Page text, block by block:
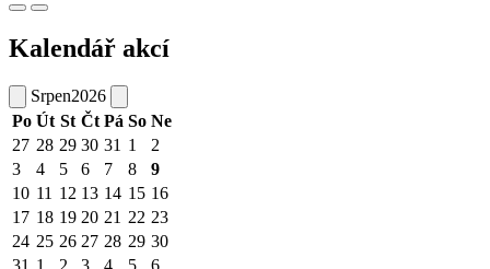
Kalendář akcí
Srpen2026
Po Út St Čt Pá So Ne
27 28 29 30 31 1
2
3
4 5 6 7 8
9
10 11 12 13 14 15 16
17 18 19 20 21 22 23
24 25 26 27 28 29 30
31 1 2 3 4 5 6